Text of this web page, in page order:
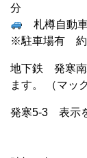
分
札樽自動
※駐車場有 約
地下鉄 発寒南
ます。 （マッ
発寒5-3 表示